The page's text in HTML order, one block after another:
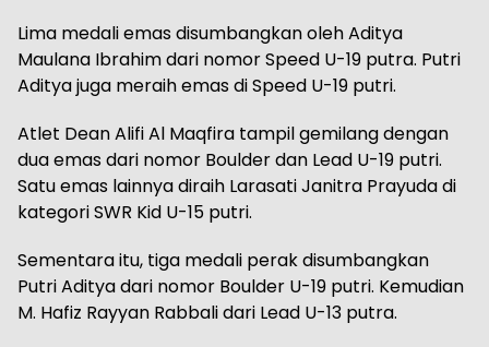
Lima medali emas disumbangkan oleh Aditya
Maulana Ibrahim dari nomor Speed U-19 putra. Putri
Aditya juga meraih emas di Speed U-19 putri.
Atlet Dean Alifi Al Maqfira tampil gemilang dengan
dua emas dari nomor Boulder dan Lead U-19 putri.
Satu emas lainnya diraih Larasati Janitra Prayuda di
kategori SWR Kid U-15 putri.
Sementara itu, tiga medali perak disumbangkan
Putri Aditya dari nomor Boulder U-19 putri. Kemudian
M. Hafiz Rayyan Rabbali dari Lead U-13 putra.